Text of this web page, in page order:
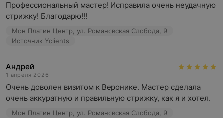
Профессиональный мастер! Исправила очень неудачную
стрижку! Благодарю!!!
Мон Платин Центр, ул. Романовская Слобода, 9
Источник Yclients
Андрей
1 апреля 2026
Очень доволен визитом к Веронике. Мастер сделала
очень аккуратную и правильную стрижку, как я и хотел.
Мон Платин Центр, ул. Романовская Слобода, 9